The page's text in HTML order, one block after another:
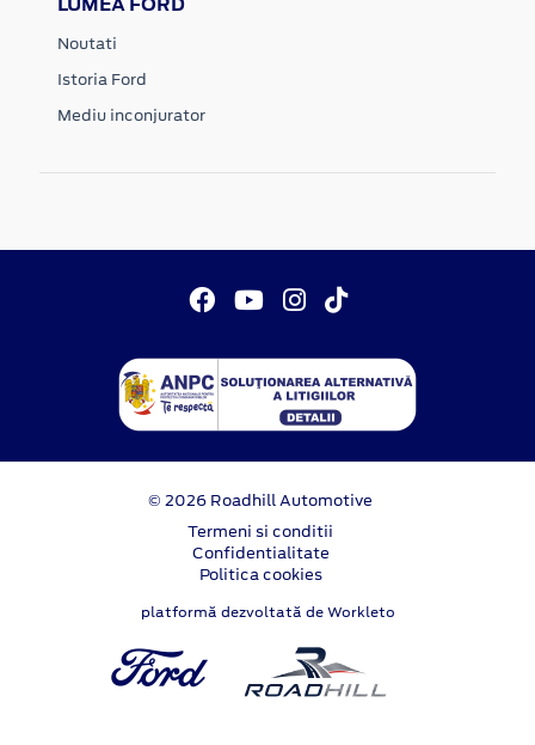
Noutati
Istoria Ford
Mediu inconjurator
© 2026 Roadhill Automotive
Termeni si conditii
Confidentialitate
Politica cookies
platformă dezvoltată de Workleto